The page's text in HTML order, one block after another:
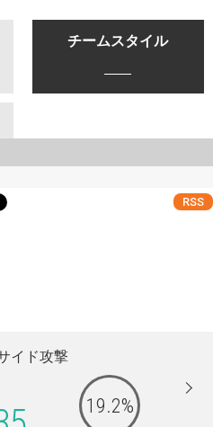
チームスタイル
RSS
イド攻撃
19.2%